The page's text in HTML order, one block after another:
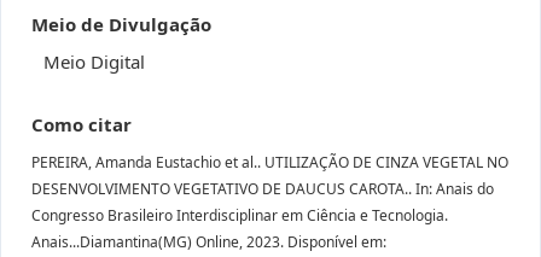
Meio de Divulgação
Meio Digital
Como citar
PEREIRA, Amanda Eustachio et al.. UTILIZAÇÃO DE CINZA VEGETAL NO
DESENVOLVIMENTO VEGETATIVO DE DAUCUS CAROTA.. In: Anais do
Congresso Brasileiro Interdisciplinar em Ciência e Tecnologia.
Anais...Diamantina(MG) Online, 2023. Disponível em: